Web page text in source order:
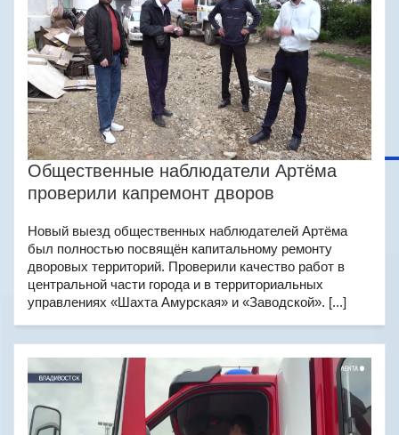
Общественные наблюдатели Артёма
проверили капремонт дворов
Новый выезд общественных наблюдателей Артёма
был полностью посвящён капитальному ремонту
дворовых территорий. Проверили качество работ в
центральной части города и в территориальных
управлениях «Шахта Амурская» и «Заводской». [...]